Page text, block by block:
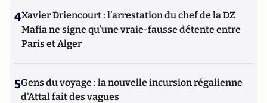
4Xavier Driencourt : l’arrestation du chef de la DZ
Mafia ne signe qu’une vraie-fausse détente entre
Paris et Alger
5Gens du voyage : la nouvelle incursion régalienne
d'Attal fait des vagues